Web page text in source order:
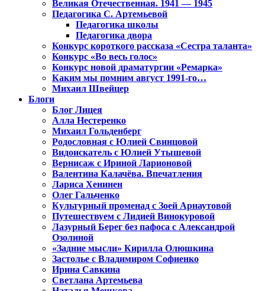
Великая Отечественная. 1941 — 1945
Педагогика С. Артемьевой
Педагогика школы
Педагогика двора
Конкурс короткого рассказа «Сестра таланта»
Конкурс «Во весь голос»
Конкурс новой драматургии «Ремарка»
Каким мы помним август 1991-го…
Михаил Швейцер
Блоги
Блог Лицея
Алла Нестеренко
Михаил Гольденберг
Родословная с Юлией Свинцовой
Видоискатель с Юлией Утышевой
Вернисаж с Ириной Ларионовой
Валентина Калачёва. Впечатления
Лариса Хенинен
Олег Гальченко
Культурный променад с Зоей Арнаутовой
Путешествуем с Лидией Винокуровой
Лазурный Берег без пафоса с Александрой
Озолиной
«Задние мысли» Кирилла Олюшкина
Застолье с Владимиром Софиенко
Ирина Савкина
Светлана Артемьева